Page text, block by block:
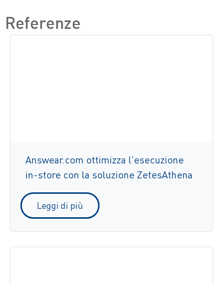
Referenze
Answear.com ottimizza l'esecuzione
in-store con la soluzione ZetesAthena
Leggi di più